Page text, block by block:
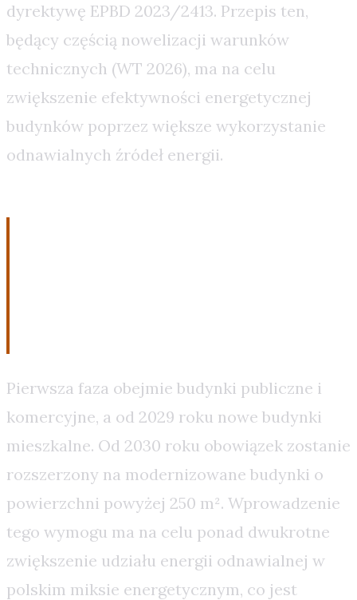
dyrektywę EPBD 2023/2413. Przepis ten,
będący częścią nowelizacji warunków
technicznych (WT 2026), ma na celu
zwiększenie efektywności energetycznej
budynków poprzez większe wykorzystanie
odnawialnych źródeł energii.
Pierwsza faza obejmie budynki publiczne i
komercyjne, a od 2029 roku nowe budynki
mieszkalne. Od 2030 roku obowiązek zostanie
rozszerzony na modernizowane budynki o
powierzchni powyżej 250 m². Wprowadzenie
tego wymogu ma na celu ponad dwukrotne
zwiększenie udziału energii odnawialnej w
polskim miksie energetycznym, co jest